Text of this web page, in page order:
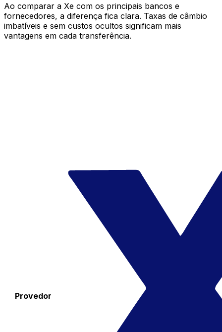
Ao comparar a Xe com os principais bancos e
fornecedores, a diferença fica clara. Taxas de câmbio
imbatíveis e sem custos ocultos significam mais
vantagens em cada transferência.
Provedor